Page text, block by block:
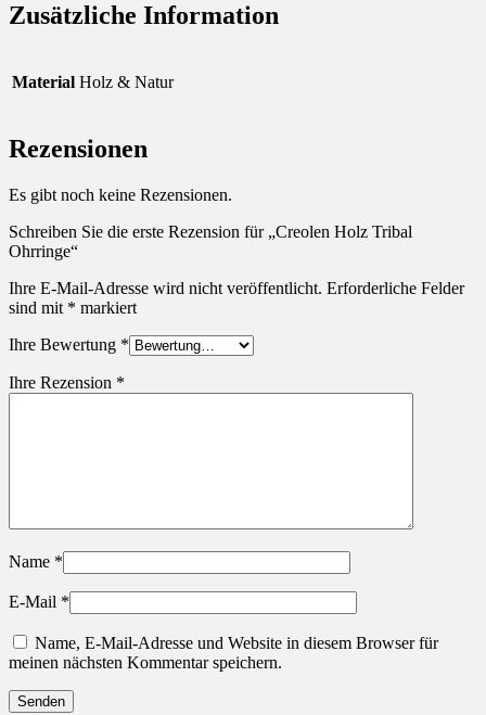
Zusätzliche Information
Material Holz & Natur
Rezensionen
Es gibt noch keine Rezensionen.
Schreiben Sie die erste Rezension für „Creolen Holz Tribal
Ohrringe“
Ihre E-Mail-Adresse wird nicht veröffentlicht. Erforderliche Felder
sind mit * markiert
Ihre Bewertung *
Ihre Rezension *
Name *
E-Mail *
Name, E-Mail-Adresse und Website in diesem Browser für
meinen nächsten Kommentar speichern.